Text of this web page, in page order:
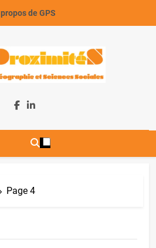
de GPS
Page 4